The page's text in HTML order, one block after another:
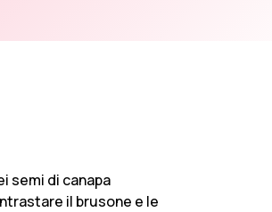
semi di canapa
il brusone e le